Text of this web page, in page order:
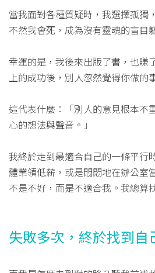
當我面對各種質疑時，我選擇孤獨
不然我會死，成為沒有靈魂的盲目
幸運的是，我後來出版了書，也賺
上的成功後，別人忽然覺得你做的
這代表什麼：「別人的意見根本不
心的想法與聲音。」
我終於走到最適合自己的一條平行
體業領低薪，或是悶悶地在辦公室
不是不好，而是不適合我。我總算
失敗多次，終於找到自